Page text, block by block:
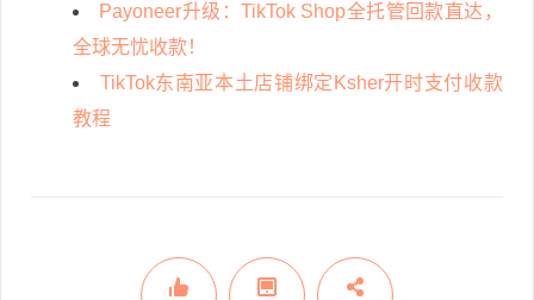
Payoneer升级：TikTok Shop全托管回款直达，
全球无忧收款！
TikTok东南亚本土店铺绑定Ksher开时支付收款
教程